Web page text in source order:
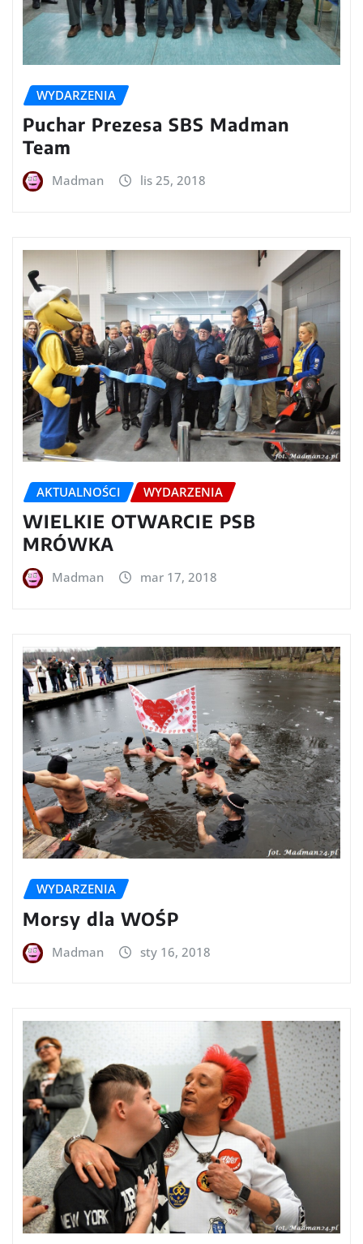
WYDARZENIA
Puchar Prezesa SBS Madman
Team
Madman lis 25, 2018
AKTUALNOŚCI WYDARZENIA
WIELKIE OTWARCIE PSB
MRÓWKA
Madman mar 17, 2018
WYDARZENIA
Morsy dla WOŚP
Madman sty 16, 2018